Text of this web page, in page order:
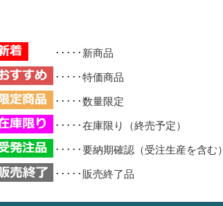
･････新商品
･････特価商品
･････数量限定
･････在庫限り（終売予定）
･････要納期確認（受注生産を含む）
･････販売終了品